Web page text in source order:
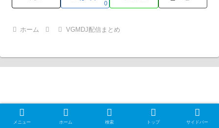
0
ホーム VGMDJ配信まとめ
© 2012 Null Gamer Exception.
メニュー ホーム 検索 トップ サイドバー